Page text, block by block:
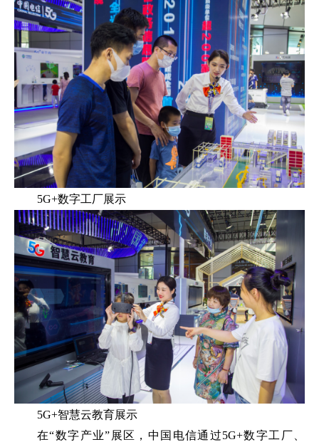
5G+数字工厂展示
5G+智慧云教育展示
在“数字产业”展区，中国电信通过5G+数字工厂、